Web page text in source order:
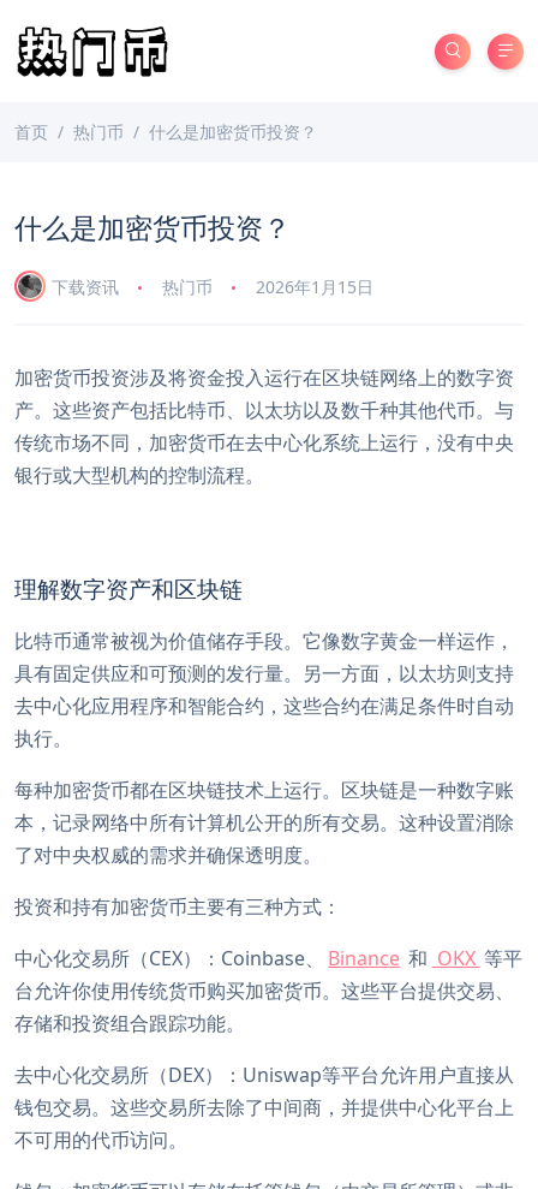
首页 热门币 什么是加密货币投资？
什么是加密货币投资？
下载资讯 热门币 2026年1月15日
加密货币投资涉及将资金投入运行在区块链网络上的数字资
产。这些资产包括比特币、以太坊以及数千种其他代币。与
传统市场不同，加密货币在去中心化系统上运行，没有中央
银行或大型机构的控制流程。
理解数字资产和区块链
比特币通常被视为价值储存手段。它像数字黄金一样运作，
具有固定供应和可预测的发行量。另一方面，以太坊则支持
去中心化应用程序和智能合约，这些合约在满足条件时自动
执行。
每种加密货币都在区块链技术上运行。区块链是一种数字账
本，记录网络中所有计算机公开的所有交易。这种设置消除
了对中央权威的需求并确保透明度。
投资和持有加密货币主要有三种方式：
中心化交易所（CEX）：Coinbase、
Binance 和 OKX 等平
台允许你使用传统货币购买加密货币。这些平台提供交易、
存储和投资组合跟踪功能。
去中心化交易所（DEX）：Uniswap等平台允许用户直接从
钱包交易。这些交易所去除了中间商，并提供中心化平台上
不可用的代币访问。